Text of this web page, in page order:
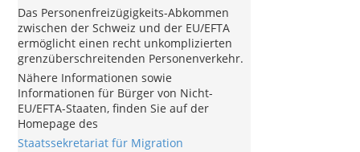
Das Personenfreizügigkeits-Abkommen
zwischen der Schweiz und der EU/EFTA
ermöglicht einen recht unkomplizierten
grenzüberschreitenden Personenverkehr.
Nähere Informationen sowie
Informationen für Bürger von Nicht-
EU/EFTA-Staaten, finden Sie auf der
Homepage des
Staatssekretariat für Migration